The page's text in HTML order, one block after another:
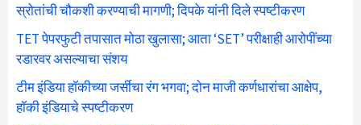
स्रोतांची चौकशी करण्याची मागणी; दिपके यांनी दिले स्पष्टीकरण
TET पेपरफुटी तपासात मोठा खुलासा; आता ‘SET’ परीक्षाही आरोपींच्या
रडारवर असल्याचा संशय
टीम इंडिया हॉकीच्या जर्सीचा रंग भगवा; दोन माजी कर्णधारांचा आक्षेप,
हॉकी इंडियाचे स्पष्टीकरण